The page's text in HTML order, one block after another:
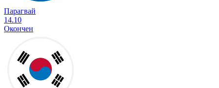
Парагвай
14.10
Окончен